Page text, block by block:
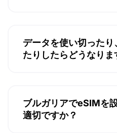
データを使い切った
たりしたらどうなりま
ブルガリアでeSIMを
適切ですか？